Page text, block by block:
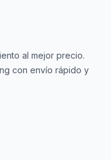
al mejor precio.
con envío rápido y